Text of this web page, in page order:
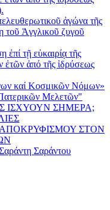
ἀγώνα τῆς
τοῦ Ἀγγλικοῦ ζυγοῦ
τῇ εὐκαιρίᾳ τῆς
ἀπό τῆς ἱδρύσεως
καί Κοσμικῶν Νόμων»
Μελετῶν"
ΙΣΧΥΟΥΝ ΣΗΜΕΡΑ;
ΑΠΟΚΡΥΦΙΣΜΟΥ ΣΤΟΝ
Σαράντου